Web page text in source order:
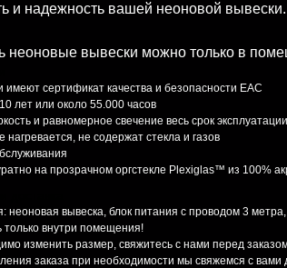
и надежность вашей неоновой вывески.
неоновые вывески можно только в
имеют сертификат качества и безопасности EAC
лет или около 55.000 часов
и равномерное свечение весь срок эксплуатации
нагревается, не содержат стекла и газов
на прозрачном оргстекле Plexiglas™ из 100%
неоновая вывеска, блок питания с проводом 3
только внутри помещения!
изменить размер, свяжитесь с нами перед
заказа при необходимости мы свяжемся с вами